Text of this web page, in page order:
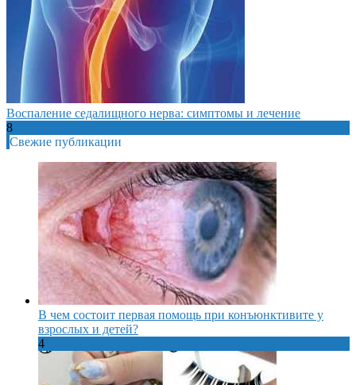
Воспаление седалищного нерва: симптомы и лечение
8
Свежие публикации
В чем состоит первая помощь при конъюнктивите у
взрослых и детей?
4